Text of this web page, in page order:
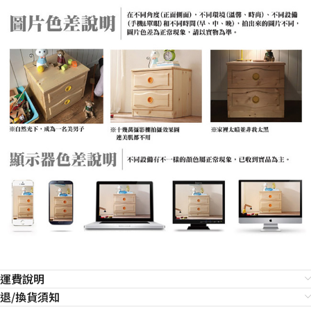
運費說明
退/換貨須知